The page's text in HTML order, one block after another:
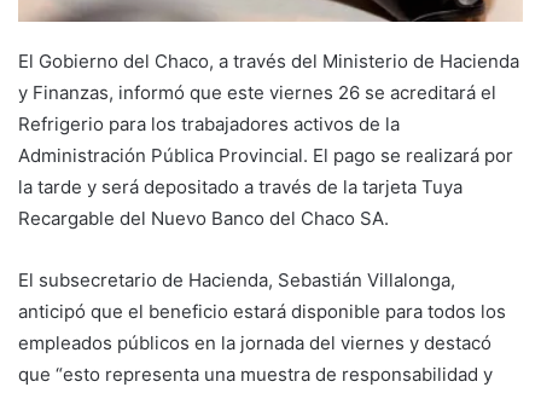
El Gobierno del Chaco, a través del Ministerio de Hacienda
y Finanzas, informó que este viernes 26 se acreditará el
Refrigerio para los trabajadores activos de la
Administración Pública Provincial. El pago se realizará por
la tarde y será depositado a través de la tarjeta Tuya
Recargable del Nuevo Banco del Chaco SA.
El subsecretario de Hacienda, Sebastián Villalonga,
anticipó que el beneficio estará disponible para todos los
empleados públicos en la jornada del viernes y destacó
que “esto representa una muestra de responsabilidad y